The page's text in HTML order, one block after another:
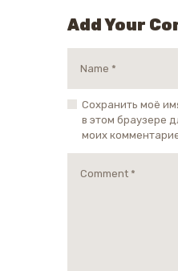
Add Your
Сохранить моё
в этом браузере
моих